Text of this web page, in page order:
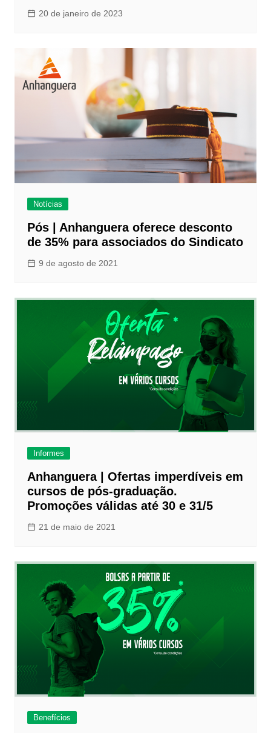
20 de janeiro de 2023
Notícias
Pós | Anhanguera oferece desconto
de 35% para associados do Sindicato
9 de agosto de 2021
Informes
Anhanguera | Ofertas imperdíveis em
cursos de pós-graduação.
Promoções válidas até 30 e 31/5
21 de maio de 2021
Benefícios